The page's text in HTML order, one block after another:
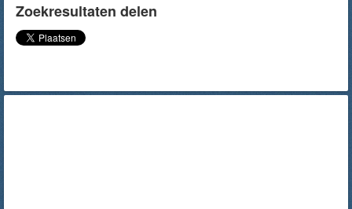
Zoekresultaten delen